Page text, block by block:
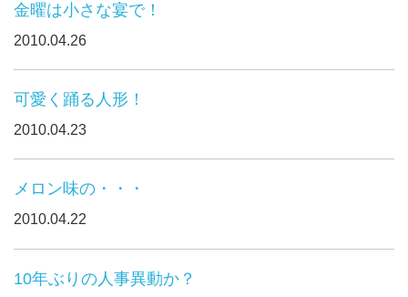
金曜は小さな宴で！
2010.04.26
可愛く踊る人形！
2010.04.23
メロン味の・・・
2010.04.22
10年ぶりの人事異動か？